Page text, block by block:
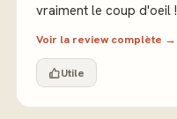
vraiment le coup d'oeil !
Voir la review complète →
Utile